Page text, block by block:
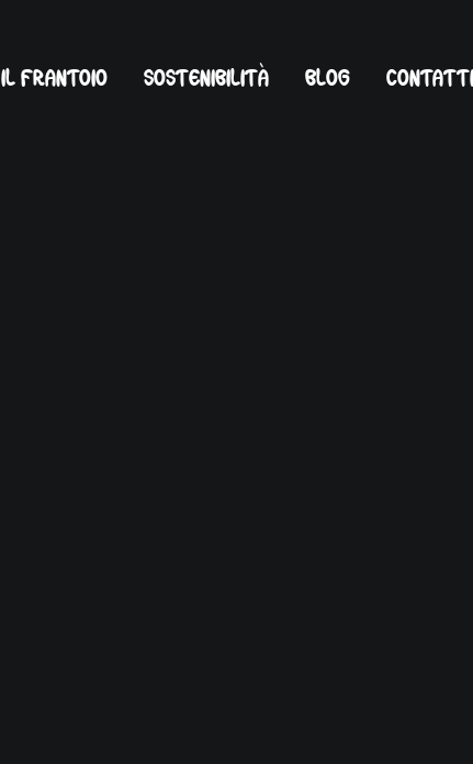
IL FRANTOIO SOSTENIBILITÀ BLOG CONTATTI